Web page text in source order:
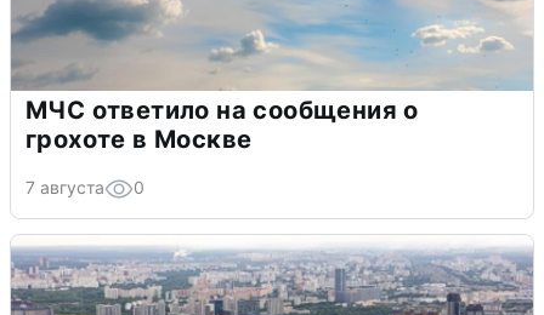
МЧС ответило на сообщения о
грохоте в Москве
7 августа 0